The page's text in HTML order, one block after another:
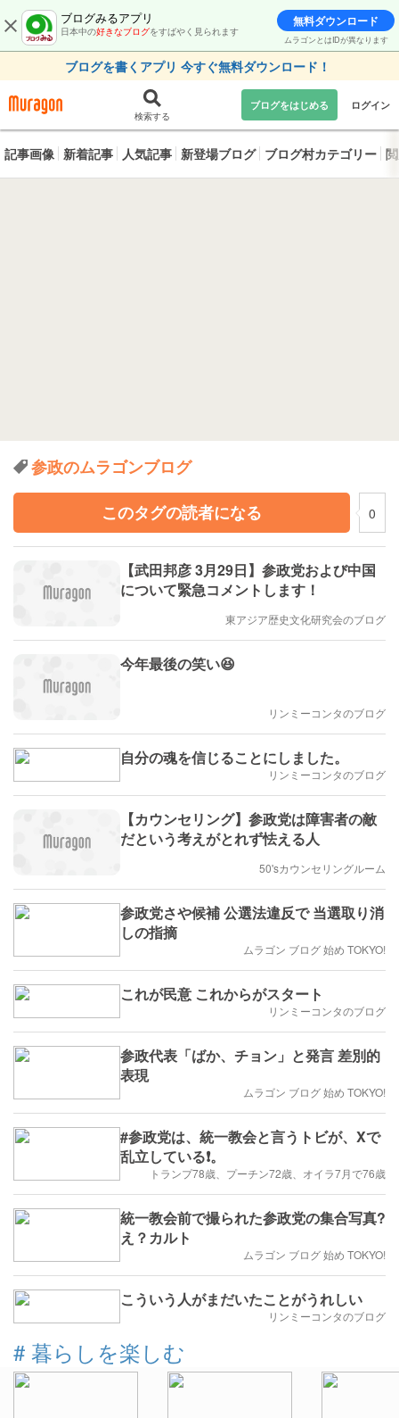
ブログみるアプリ
日本中の好きなブログをすばやく見られます
無料ダウンロード
ムラゴンとはIDが異なります
ブログを書くアプリ 今すぐ無料ダウンロード！
検索する
ブログをはじめる ログイン
記事画像 新着記事 人気記事 新登場ブログ ブログ村カテゴリー
参政のムラゴンブログ
このタグの読者になる
0
【武田邦彦 3月29日】参政党および中国
について緊急コメントします！
東アジア歴史文化研究会のブログ
今年最後の笑い😆
リンミーコンタのブログ
自分の魂を信じることにしました。
リンミーコンタのブログ
【カウンセリング】参政党は障害者の敵
だという考えがとれず怯える人
50'sカウンセリングルーム
参政党さや候補 公選法違反で 当選取り消
しの指摘
ムラゴン ブログ 始め TOKYO!
これが民意 これからがスタート
リンミーコンタのブログ
参政代表「ばか、チョン」と発言 差別的
表現
ムラゴン ブログ 始め TOKYO!
#参政党は、統一教会と言うトビが、Xで
乱立している❗。
トランプ78歳、プーチン72歳、オイラ7月で76歳
統一教会前で撮られた参政党の集合写真?
え？カルト
ムラゴン ブログ 始め TOKYO!
こういう人がまだいたことがうれしい
リンミーコンタのブログ
# 暮らしを楽しむ